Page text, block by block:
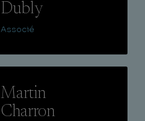
Dubly
Associé
Martin
Charron